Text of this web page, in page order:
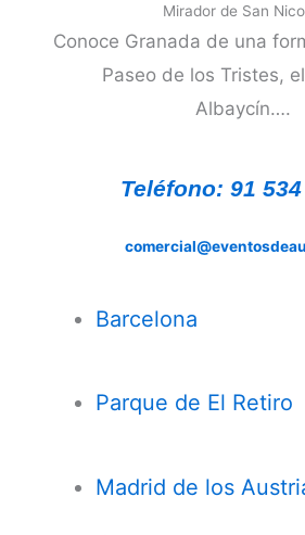
Mirador de San
Conoce Granada de una
Paseo de los Tristes,
Albaycín….
Teléfono: 91
Barcelona
Parque de El Retiro
Madrid de los